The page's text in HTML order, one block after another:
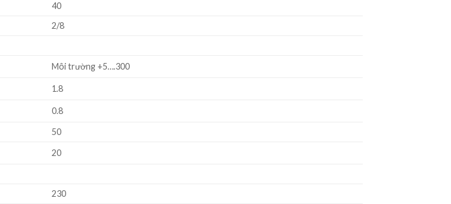
40
2/8
Môi trường +5….300
1.8
0.8
50
20
230